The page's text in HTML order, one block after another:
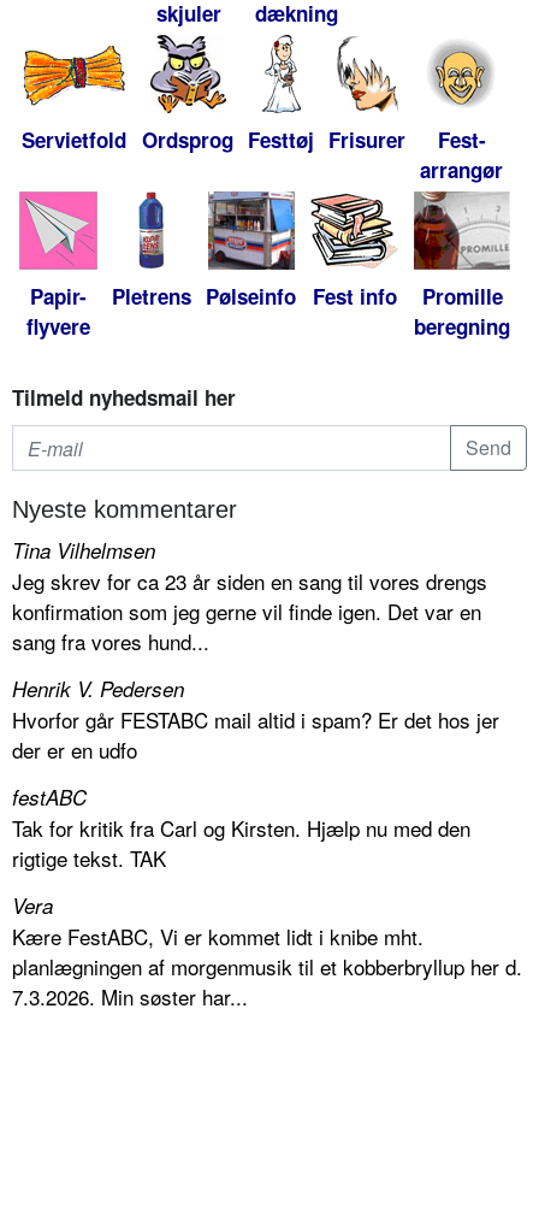
skjuler dækning
Servietfold Ordsprog Festtøj Frisurer
Fest-
arrangør
Papir-
flyvere
Pletrens Pølseinfo Fest info
Promille
beregning
Tilmeld nyhedsmail her
Nyeste kommentarer
Tina Vilhelmsen
Jeg skrev for ca 23 år siden en sang til vores drengs
konfirmation som jeg gerne vil finde igen. Det var en
sang fra vores hund...
Henrik V. Pedersen
Hvorfor går FESTABC mail altid i spam? Er det hos jer
der er en udfo
festABC
Tak for kritik fra Carl og Kirsten. Hjælp nu med den
rigtige tekst. TAK
Vera
Kære FestABC, Vi er kommet lidt i knibe mht.
planlægningen af morgenmusik til et kobberbryllup her d.
7.3.2026. Min søster har...